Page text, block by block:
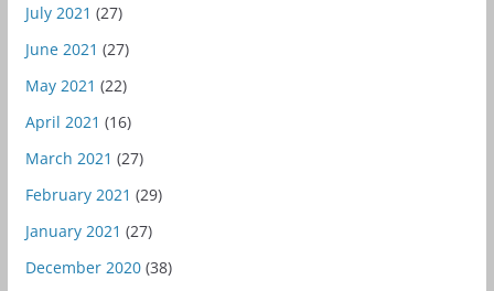
July 2021 (27)
June 2021 (27)
May 2021 (22)
April 2021 (16)
March 2021 (27)
February 2021 (29)
January 2021 (27)
December 2020(38)